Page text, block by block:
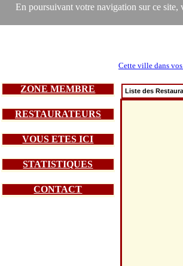
En poursuivant votre navigation sur ce site,
Cette ville dans
ZONE MEMBRE
RESTAURATEURS
VOUS ETES ICI
STATISTIQUES
CONTACT
Liste des